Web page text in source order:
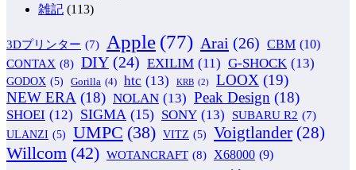
雑記 (113)
3Dプリンター (7) Apple (77) Arai (26) CBM (10)
CONTAX (8) DIY (24) EXILIM (11) G-SHOCK (13)
GODOX (5) Gorilla (4) htc (13) KRB (2) LOOX (19)
NEW ERA (18) NOLAN (13) Peak Design (18)
SHOEI (12) SIGMA (15) SONY (13) SUBARU R2 (7)
ULANZI (5) UMPC (38) VITZ (5) Voigtlander (28)
Willcom (42) WOTANCRAFT (8) X68000 (9)